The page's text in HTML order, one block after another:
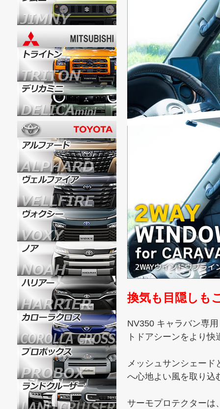
換気も目隠しも
NV350 キャラバン専
トドアシーンをより
メッシュサンシェード
へ心地よい風を取り込
サーモプロテクターは